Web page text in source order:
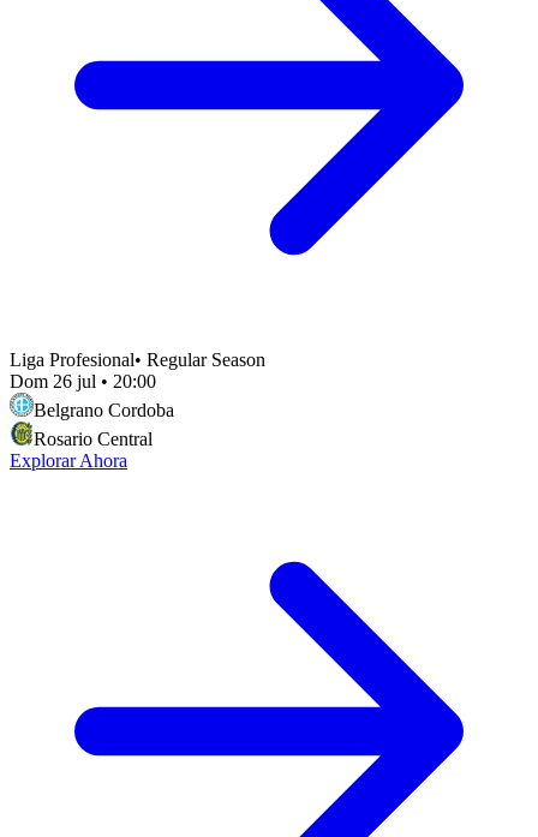
Liga Profesional• Regular Season
Dom 26 jul • 20:00
Belgrano Cordoba
Rosario Central
Explorar Ahora